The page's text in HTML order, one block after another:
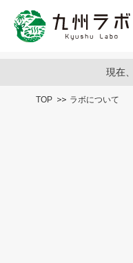
現在
TOP ラボについて